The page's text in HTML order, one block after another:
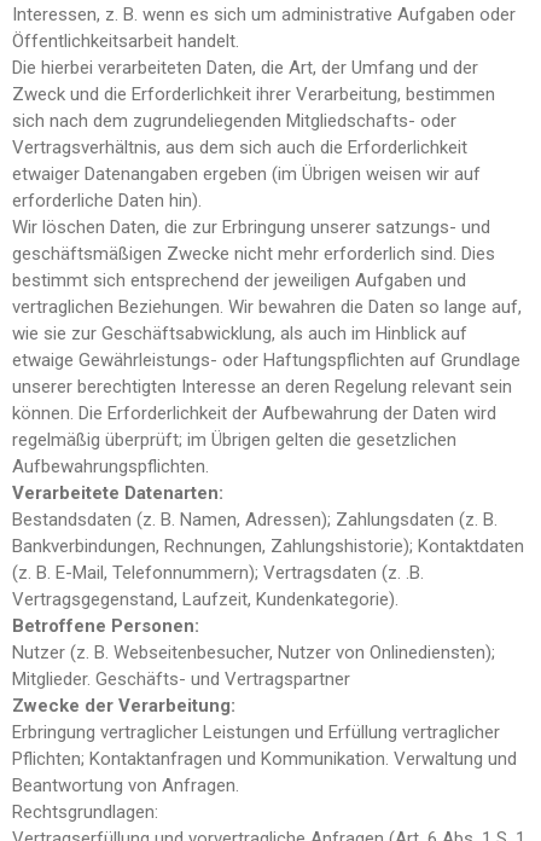
Interessen, z. B. wenn es sich um administrative Aufgaben oder
Öffentlichkeitsarbeit handelt.
Die hierbei verarbeiteten Daten, die Art, der Umfang und der
Zweck und die Erforderlichkeit ihrer Verarbeitung, bestimmen
sich nach dem zugrundeliegenden Mitgliedschafts- oder
Vertragsverhältnis, aus dem sich auch die Erforderlichkeit
etwaiger Datenangaben ergeben (im Übrigen weisen wir auf
erforderliche Daten hin).
Wir löschen Daten, die zur Erbringung unserer satzungs- und
geschäftsmäßigen Zwecke nicht mehr erforderlich sind. Dies
bestimmt sich entsprechend der jeweiligen Aufgaben und
vertraglichen Beziehungen. Wir bewahren die Daten so lange auf,
wie sie zur Geschäftsabwicklung, als auch im Hinblick auf
etwaige Gewährleistungs- oder Haftungspflichten auf Grundlage
unserer berechtigten Interesse an deren Regelung relevant sein
können. Die Erforderlichkeit der Aufbewahrung der Daten wird
regelmäßig überprüft; im Übrigen gelten die gesetzlichen
Aufbewahrungspflichten.
Verarbeitete Datenarten:
Bestandsdaten (z. B. Namen, Adressen); Zahlungsdaten (z. B.
Bankverbindungen, Rechnungen, Zahlungshistorie); Kontaktdaten
(z. B. E-Mail, Telefonnummern); Vertragsdaten (z. .B.
Vertragsgegenstand, Laufzeit, Kundenkategorie).
Betroffene Personen:
Nutzer (z. B. Webseitenbesucher, Nutzer von Onlinediensten);
Mitglieder. Geschäfts- und Vertragspartner
Zwecke der Verarbeitung:
Erbringung vertraglicher Leistungen und Erfüllung vertraglicher
Pflichten; Kontaktanfragen und Kommunikation. Verwaltung und
Beantwortung von Anfragen.
Rechtsgrundlagen: